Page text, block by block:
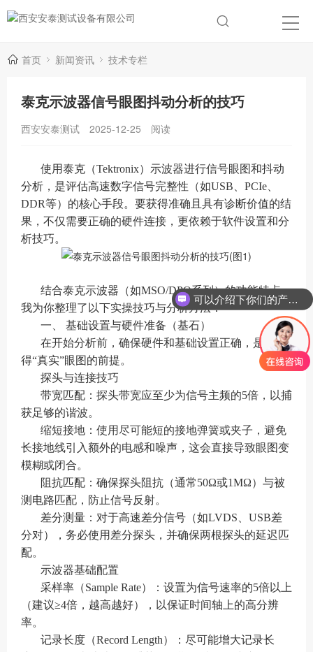
首页 新闻资讯 技术专栏
泰克示波器信号眼图抖动分析的技巧
西安安泰测试 2025-12-25 阅读
使用泰克（Tektronix）示波器进行信号眼图和抖动
分析，是评估高速数字信号完整性（如USB、PCIe、
DDR等）的核心手段。要获得准确且具有诊断价值的结
果，不仅需要正确的硬件连接，更依赖于软件设置和分
析技巧。
结合泰克示波器（如MSO/DPO系列）的功能特点，
我为你整理了以下实操技巧与分析方法：
一、 基础设置与硬件准备（基石）
在开始分析前，确保硬件和基础设置正确，是获
得“真实”眼图的前提。
探头与连接技巧
带宽匹配：探头带宽应至少为信号主频的5倍，以捕
获足够的谐波。
缩短接地：使用尽可能短的接地弹簧或夹子，避免
长接地线引入额外的电感和噪声，这会直接导致眼图变
模糊或闭合。
阻抗匹配：确保探头阻抗（通常50Ω或1MΩ）与被
测电路匹配，防止信号反射。
差分测量：对于高速差分信号（如LVDS、USB差
分对），务必使用差分探头，并确保两根探头的延迟匹
配。
示波器基础配置
采样率（Sample Rate）：设置为信号速率的5倍以上
（建议≥4倍，越高越好），以保证时间轴上的高分辨
率。
记录长度（Record Length）：尽可能增大记录长
可以介绍下你们的产品么？